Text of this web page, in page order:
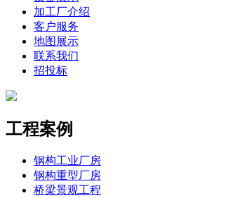
加工厂介绍
客户服务
地图展示
联系我们
招投标
工程案例
钢构工业厂房
钢构重型厂房
桥梁景观工程